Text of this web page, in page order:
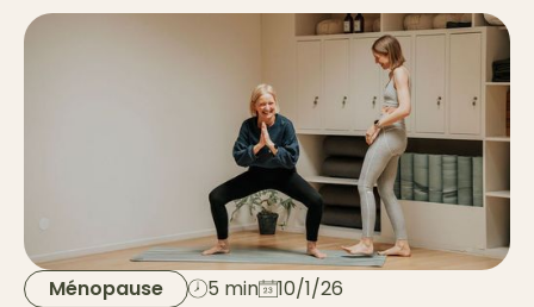
Ménopause 5 min 10/1/26